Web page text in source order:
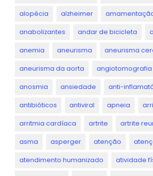
alopécia alzheimer
anabolizantes andar de bicicleta
anemia aneurisma aneurisma
aneurisma da aorta angiotomografia
anosmia ansiedade anti-
antibióticos antiviral apneia
arritmia cardíaca artrite artrite
asma asperger atenção
atendimento humanizado atividade